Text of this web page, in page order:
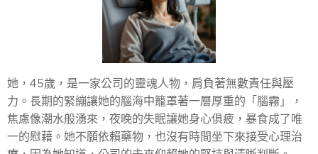
她，45歲，是一家公司的靈魂人物，肩負著無數責任與壓
力。長期的緊繃讓她的腦海中籠罩著一層厚重的「腦霧」，
焦慮像潮水般湧來，夜晚的失眠讓她身心俱疲，暴食成了唯
一的慰藉。她不願依賴藥物，也沒有時間坐下來接受心理治